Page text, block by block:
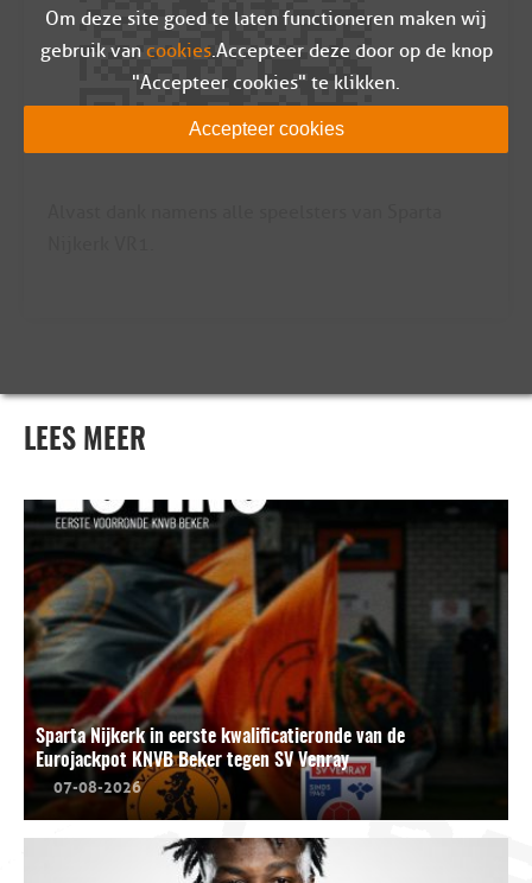
LEES MEER
Sparta Nijkerk in eerste kwalificatieronde van de
Eurojackpot KNVB Beker tegen SV Venray
07-08-2026
Om deze site goed te laten functioneren maken wij
gebruik van cookies. Accepteer deze door op de knop
"Accepteer cookies" te klikken.
Accepteer cookies